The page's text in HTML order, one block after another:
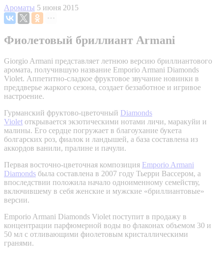
Ароматы 5 июня 2015
Фиолетовый бриллиант Armani
Giorgio Armani представляет летнюю версию бриллиантового
аромата, получившую название Emporio Armani Diamonds
Violet. Аппетитно-сладкое фруктовое звучание новинки в
преддверье жаркого сезона, создает беззаботное и игривое
настроение.
Гурманский фруктово-цветочный Diamonds
Violet открывается экзотическими нотами личи, маракуйи и
малины. Его сердце погружает в благоухание букета
болгарских роз, фиалок и ландышей, а база составлена из
аккордов ванили, пралине и пачули.
Первая восточно-цветочная композиция Emporio Armani
Diamonds была составлена в 2007 году Тьерри Вассером, а
впоследствии положила начало одноименному семейству,
включившему в себя женские и мужские «бриллиантовые»
версии.
Emporio Armani Diamonds Violet поступит в продажу в
концентрации парфюмерной воды во флаконах объемом 30 и
50 мл с отливающими фиолетовым кристаллическими
гранями.